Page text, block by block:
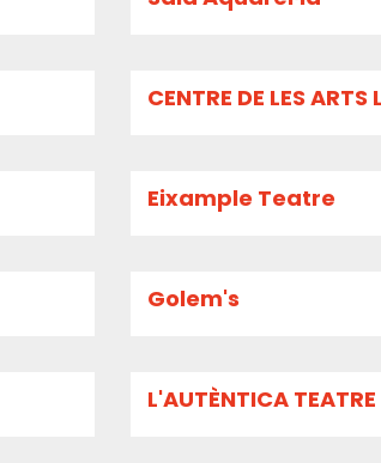
CENTRE DE LES ARTS
Eixample Teatre
Golem's
L'AUTÈNTICA